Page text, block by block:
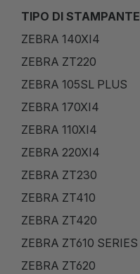
TIPO DI STAMPANTE
ZEBRA 140XI4
ZEBRA ZT220
ZEBRA 105SL PLUS
ZEBRA 170XI4
ZEBRA 110XI4
ZEBRA 220XI4
ZEBRA ZT230
ZEBRA ZT410
ZEBRA ZT420
ZEBRA ZT610 SERIES
ZEBRA ZT620